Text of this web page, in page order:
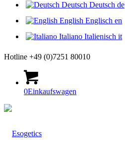
Deutsch Deutsch de
English Englisch en
Italiano Italienisch it
Hotline +49 (0)7251 80010
0Einkaufswagen